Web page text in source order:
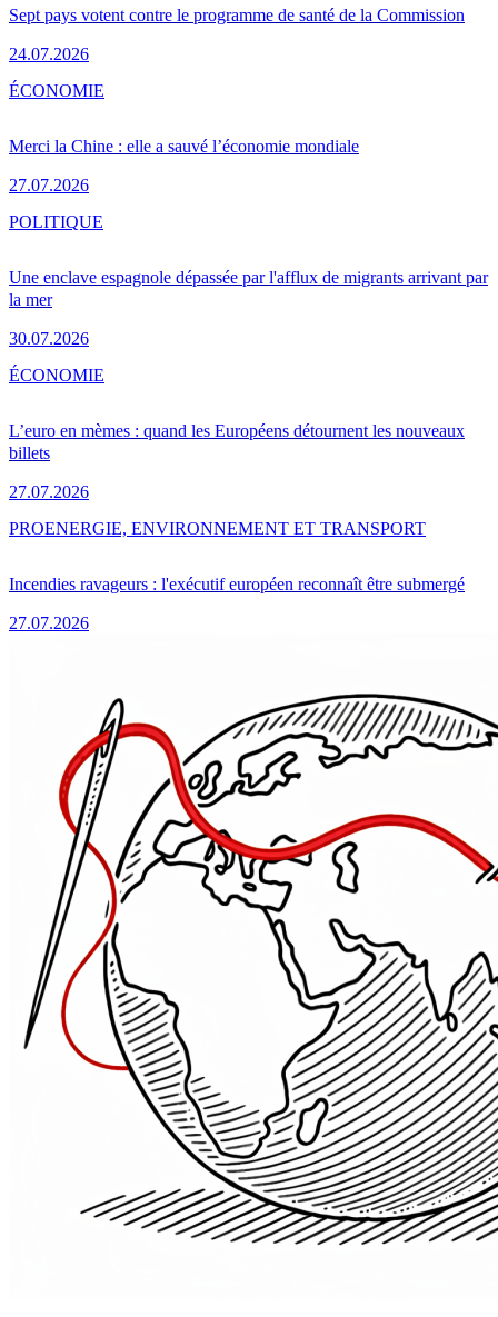
Sept pays votent contre le programme de santé de la Commission
24.07.2026
Merci la Chine : elle a sauvé l’économie mondiale
27.07.2026
ÉCONOMIE
Une enclave espagnole dépassée par l'afflux de migrants arrivant par
la mer
30.07.2026
POLITIQUE
L’euro en mèmes : quand les Européens détournent les nouveaux
billets
27.07.2026
ÉCONOMIE
Incendies ravageurs : l'exécutif européen reconnaît être submergé
27.07.2026
PROENERGIE, ENVIRONNEMENT ET TRANSPORT